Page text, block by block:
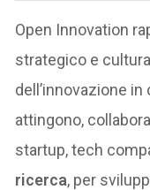
Open Innovation
strategico e
dell’innovazione
attingono,
startup, tech
ricerca, per